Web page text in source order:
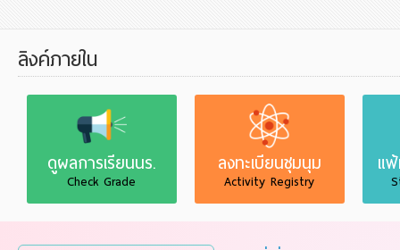
ลิงค์ภายใน
ดูผลการเรียนนร.
Check Grade
ลงทะเบียนชุมนุม
Activity Registry
แ